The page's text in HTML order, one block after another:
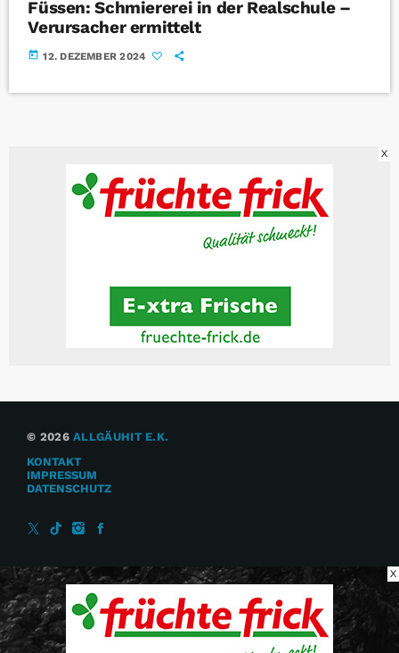
Füssen: Schmiererei in der Realschule –
Verursacher ermittelt
today 12. DEZEMBER 2024
X
© 2026ALLGÄUHIT E.K.
KONTAKT
IMPRESSUM
DATENSCHUTZ
X